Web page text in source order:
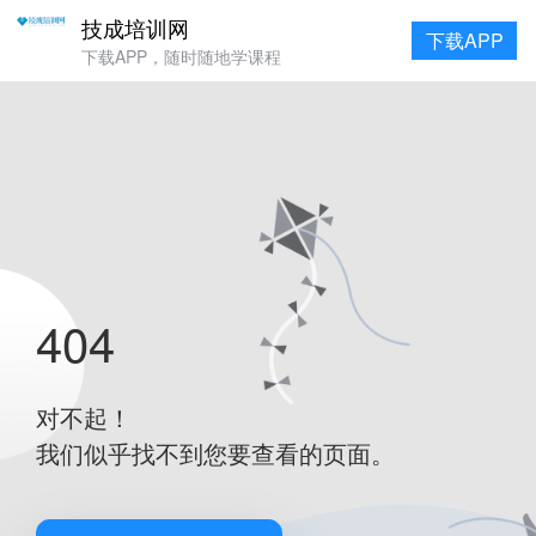
技成培训网
下载APP，随时随地学课程
下载APP
404
对不起！
我们似乎找不到您要查看的页面。